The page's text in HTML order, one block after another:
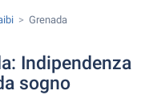
Grenada
Indipendenza
sogno